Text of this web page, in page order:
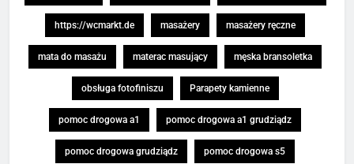
https://wcmarkt.de masażery masażery ręczne
mata do masażu materac masujący męska bransoletka
obsługa fotofiniszu Parapety kamienne
pomoc drogowa a1 pomoc drogowa a1 grudziądz
pomoc drogowa grudziądz pomoc drogowa s5